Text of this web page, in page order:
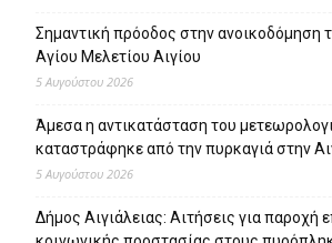
Σημαντική πρόοδος στην ανοικοδόμηση
Αγίου Μελετίου Αιγίου
5 Αυγούστου 2026
Άμεσα η αντικατάσταση του
καταστράφηκε από την πυρκαγιά στην
5 Αυγούστου 2026
Δήμος Αιγιάλειας: Αιτήσεις για παροχή